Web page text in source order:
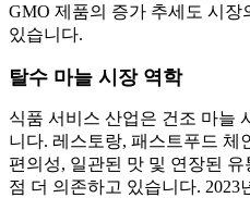
GMO 제품의 증가 추세도 시장
있습니다.
탈수 마늘 시장 역학
식품 서비스 산업은 건조 마늘
니다. 레스토랑, 패스트푸드 체
편의성, 일관된 맛 및 연장된
점 더 의존하고 있습니다.